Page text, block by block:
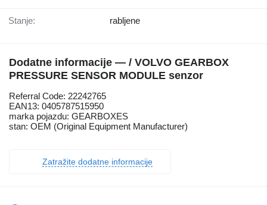
Stanje: rabljene
Dodatne informacije — / VOLVO GEARBOX
PRESSURE SENSOR MODULE senzor
Referral Code: 22242765
EAN13: 0405787515950
marka pojazdu: GEARBOXES
stan: OEM (Original Equipment Manufacturer)
Zatražite dodatne informacije